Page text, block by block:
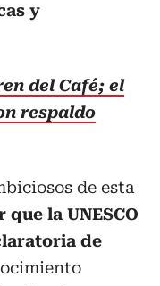
y
del Café; el
respaldo
de esta
que la UNESCO
de